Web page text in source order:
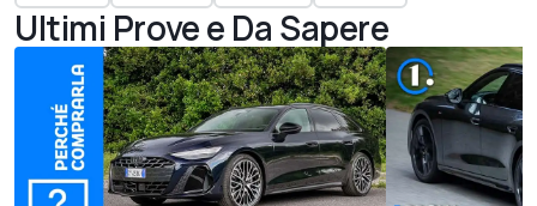
Ultimi Prove e Da Sapere